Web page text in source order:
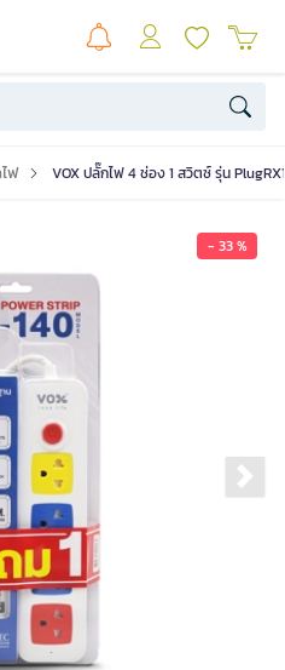
ฟ VOX ปลั๊กไฟ 4 ช่อง 1 สวิตซ์ รุ่น
- 33 %